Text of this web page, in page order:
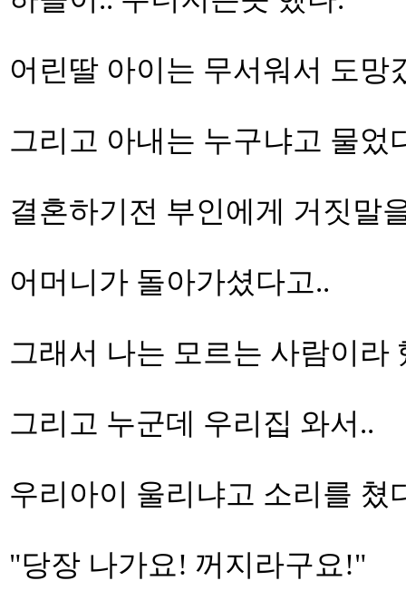
어린딸 아이는 무서워서 도망
그리고 아내는 누구냐고 물었
결혼하기전 부인에게 거짓말
어머니가 돌아가셨다고..
그래서 나는 모르는 사람이라
그리고 누군데 우리집 와서..
우리아이 울리냐고 소리를 쳤
"당장 나가요! 꺼지라구요!"